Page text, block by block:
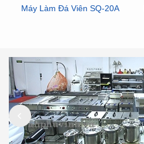
Máy Làm Đá Viên SQ-20A